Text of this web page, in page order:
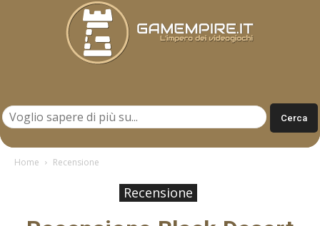
Home Recensione
Recensione